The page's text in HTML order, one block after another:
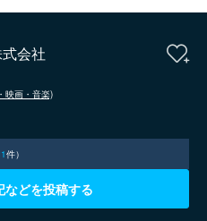
会社
映画・音楽)
件）
などを投稿する